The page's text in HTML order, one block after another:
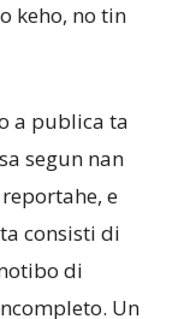
keho, no tin
a publica ta
segun nan
e
consisti di
di
Un